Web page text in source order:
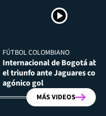
FÚTBOL COLOMBIANO
Internacional de Bogotá
el triunfo ante Jaguares con
agónico gol
MÁS VIDEOS